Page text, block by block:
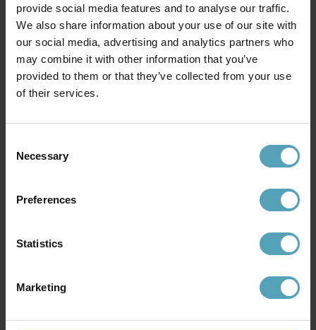
provide social media features and to analyse our traffic.
We also share information about your use of our site with
our social media, advertising and analytics partners who
may combine it with other information that you’ve
provided to them or that they’ve collected from your use
of their services.
Selection
Necessary
Preferences
Statistics
Marketing
BRILLIANT
Flex klämlampa
GLOBEN LIGHTING